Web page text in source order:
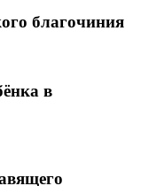
благочиния
в